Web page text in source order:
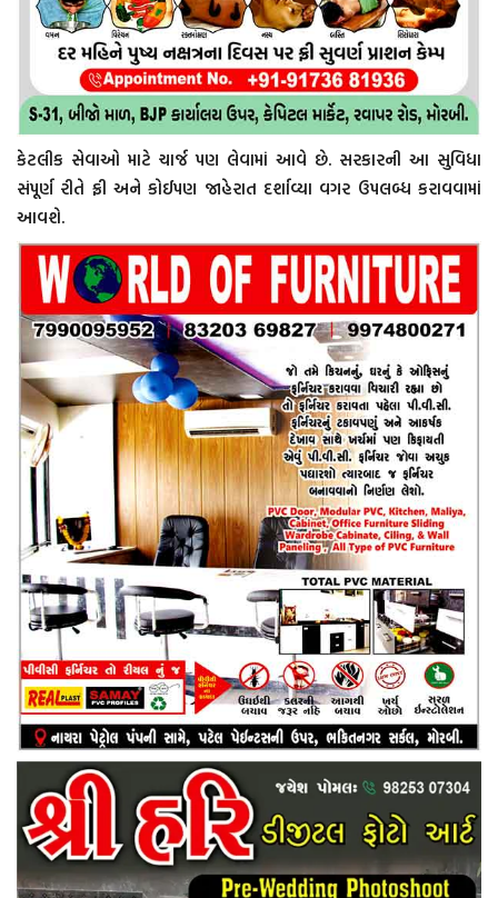
કેટલીક સેવાઓ માટે ચાર્જ પણ લેવામાં આવે છે. સરકારની આ સુવિધા
સંપૂર્ણ રીતે ફ્રી અને કોઈપણ જાહેરાત દર્શાવ્યા વગર ઉપલબ્ધ કરાવવામાં
આવશે.